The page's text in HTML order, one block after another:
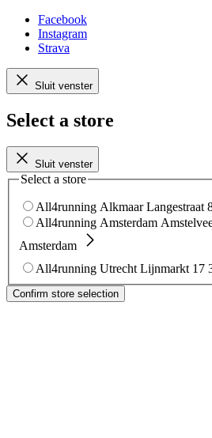
Facebook
Instagram
Strava
Sluit venster
Select a store
Sluit venster
Select a store
All4running Alkmaar Langestraat
All4running Amsterdam
Amsterdam
All4running Utrecht Lijnmarkt 17
Confirm store selection